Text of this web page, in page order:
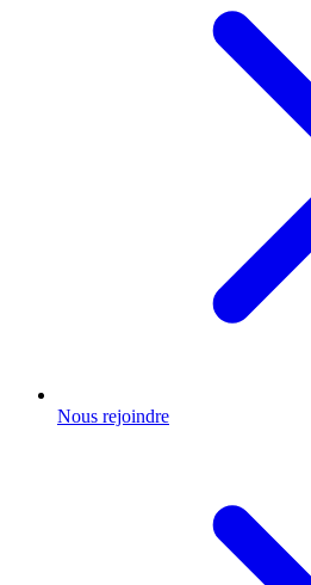
Nous rejoindre